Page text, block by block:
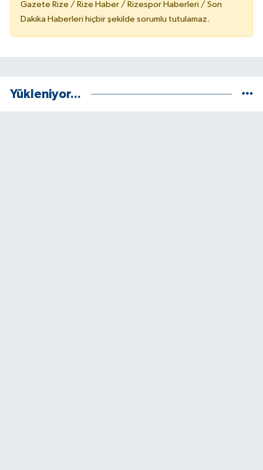
Gazete Rize / Rize Haber / Rizespor Haberleri / Son
Dakika Haberleri hiçbir şekilde sorumlu tutulamaz.
Yükleniyor...